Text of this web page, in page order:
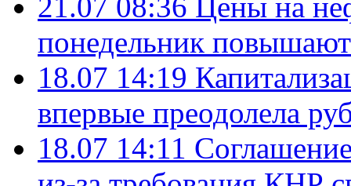
понедельник
18.07 14:19
впервые преодолела
18.07 14:11